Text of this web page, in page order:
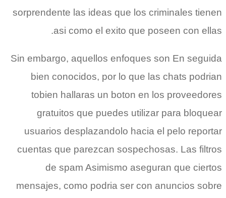
sorprendente las ideas que los criminales tienen
asi­ como el exito que poseen con ellas.
Sin embargo, aquellos enfoques son En seguida
bien conocidos, por lo que las chats podri­an
tobien hallaras un boton en los proveedores
gratuitos que puedes utilizar para bloquear
usuarios desplazandolo hacia el pelo reportar
cuentas que parezcan sospechosas. Las filtros
de spam Asimismo aseguran que ciertos
mensajes, como podri­a ser con anuncios sobre